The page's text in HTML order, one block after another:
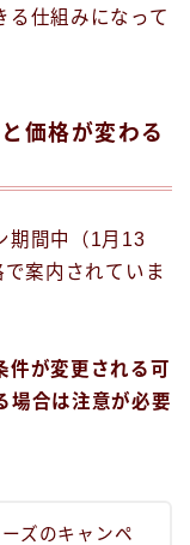
る仕組みになって
価格が変わる
期間中（1月13
案内されていま
件が変更される可
場合は注意が必要
ズのキャンペ